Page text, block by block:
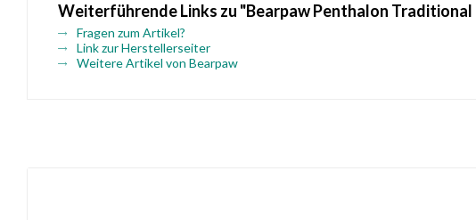
Weiterführende Links zu "Bearpaw Penthalon Traditional
Fragen zum Artikel?
Link zur Herstellerseiter
Weitere Artikel von Bearpaw